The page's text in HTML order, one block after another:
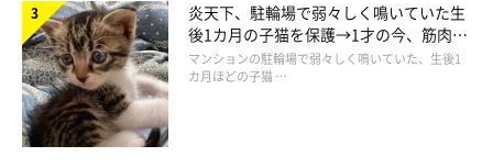
炎天下、駐輪場で弱々しく鳴いていた生
後1カ月の子猫を保護→1才の今、筋肉質
でツンデレなコに成長
マンションの駐輪場で弱々しく鳴いていた、生後1
カ月ほどの子猫 …